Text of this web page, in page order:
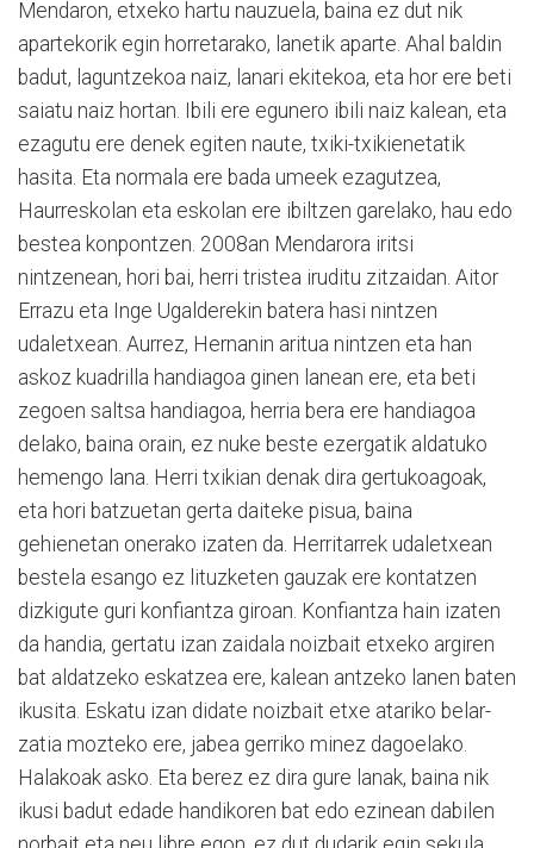
Mendaron, etxeko hartu nauzuela, baina ez dut nik
apartekorik egin horretarako, lanetik aparte. Ahal baldin
badut, laguntzekoa naiz, lanari ekitekoa, eta hor ere beti
saiatu naiz hortan. Ibili ere egunero ibili naiz kalean, eta
ezagutu ere denek egiten naute, txiki-txikienetatik
hasita. Eta normala ere bada umeek ezagutzea,
Haurreskolan eta eskolan ere ibiltzen garelako, hau edo
bestea konpontzen. 2008an Mendarora iritsi
nintzenean, hori bai, herri tristea iruditu zitzaidan. Aitor
Errazu eta Inge Ugalderekin batera hasi nintzen
udaletxean. Aurrez, Hernanin aritua nintzen eta han
askoz kuadrilla handiagoa ginen lanean ere, eta beti
zegoen saltsa handiagoa, herria bera ere handiagoa
delako, baina orain, ez nuke beste ezergatik aldatuko
hemengo lana. Herri txikian denak dira gertukoagoak,
eta hori batzuetan gerta daiteke pisua, baina
gehienetan onerako izaten da. Herritarrek udaletxean
bestela esango ez lituzketen gauzak ere kontatzen
dizkigute guri konfiantza giroan. Konfiantza hain izaten
da handia, gertatu izan zaidala noizbait etxeko argiren
bat aldatzeko eskatzea ere, kalean antzeko lanen baten
ikusita. Eskatu izan didate noizbait etxe atariko belar-
zatia mozteko ere, jabea gerriko minez dagoelako.
Halakoak asko. Eta berez ez dira gure lanak, baina nik
ikusi badut edade handikoren bat edo ezinean dabilen